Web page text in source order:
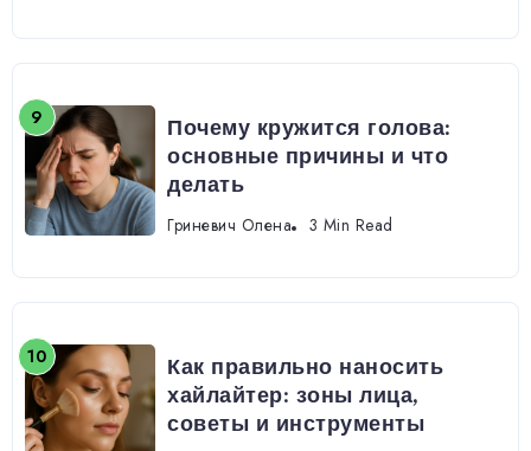
Почему кружится голова:
основные причины и что
делать
Гриневич Олена 3 Min Read
Как правильно наносить
хайлайтер: зоны лица,
советы и инструменты